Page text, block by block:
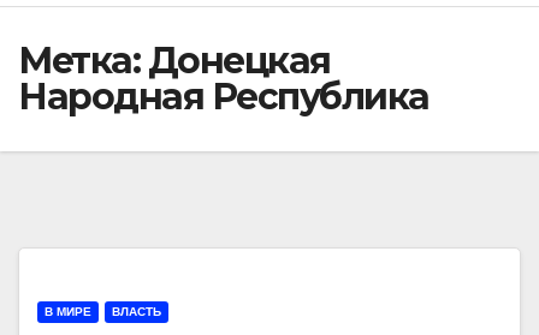
Метка:Донецкая
Народная Республика
В МИРЕ ВЛАСТЬ